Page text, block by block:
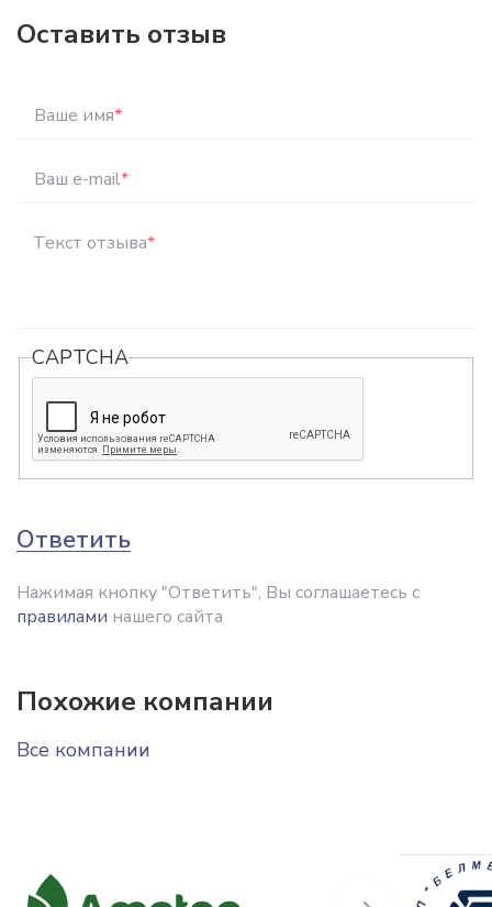
Оставить отзыв
Ваше имя*
Ваш e-mail*
Текст отзыва*
CAPTCHA
Ответить
Нажимая кнопку "Ответить", Вы соглашаетесь с
правилами нашего сайта
Похожие компании
Все компании